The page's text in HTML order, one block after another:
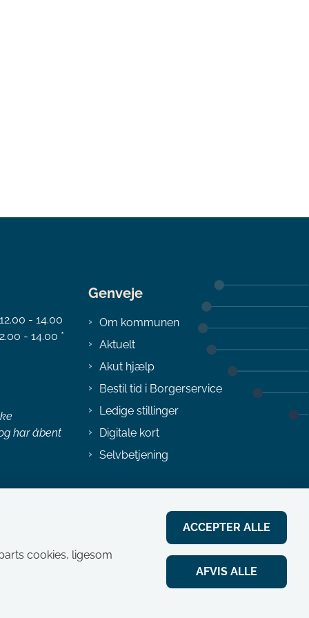
- 14.00
- 14.00 *
har åbent
Genveje
Om kommunen
Aktuelt
Akut hjælp
Bestil tid i Borgerservice
Ledige stillinger
Digitale kort
Selvbetjening
cookies, ligesom
ACCEPTER ALLE
AFVIS ALLE